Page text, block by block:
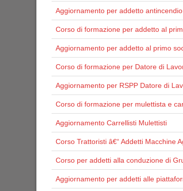
Aggiornamento per addetto
Corso di formazione per addetto al
Aggiornamento per addetto al primo
Corso di formazione per Datore di
Aggiornamento per RSPP Datore di
Corso di formazione per mulettista e
Aggiornamento Carrellisti Mulettisti
Corso Trattoristi â€“ Addetti Macchine
Corso per addetti alla conduzione di
Aggiornamento per addetti alle